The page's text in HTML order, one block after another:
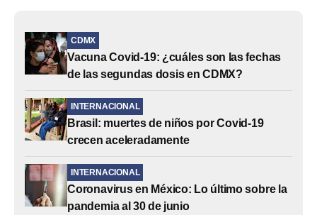
CDMX
Vacuna Covid-19: ¿cuáles son las fechas
de las segundas dosis en CDMX?
INTERNACIONAL
Brasil: muertes de niños por Covid-19
crecen aceleradamente
INTERNACIONAL
Coronavirus en México: Lo último sobre la
pandemia al 30 de junio